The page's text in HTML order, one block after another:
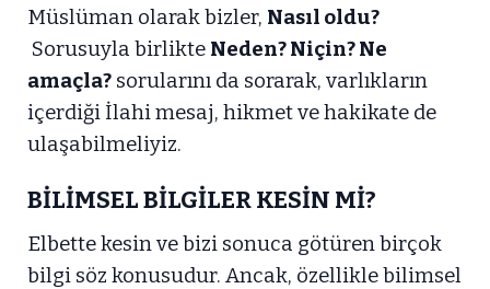
Müslüman olarak bizler, Nasıl oldu?
Sorusuyla birlikte Neden? Niçin? Ne
amaçla? sorularını da sorarak, varlıkların
içerdiği İlahi mesaj, hikmet ve hakikate de
ulaşabilmeliyiz.
BİLİMSEL BİLGİLER KESİN Mİ?
Elbette kesin ve bizi sonuca götüren birçok
bilgi söz konusudur. Ancak, özellikle bilimsel